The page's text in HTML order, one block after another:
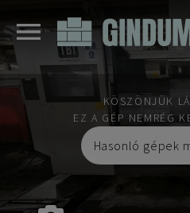
KÖSZÖNJÜK
EZ A GÉP NEMRÉG
Hasonló gépek